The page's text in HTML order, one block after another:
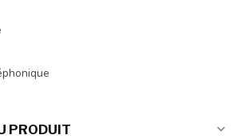
PRODUIT